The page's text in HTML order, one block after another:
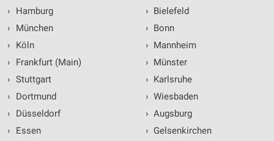
›
Hamburg
›
München
›
Köln
›
Frankfurt (Main)
› Stuttgart
›
Dortmund
›
Düsseldorf
›
Essen
› Bielefeld
› Bonn
› Mannheim
› Münster
› Karlsruhe
› Wiesbaden
› Augsburg
› Gelsenkirchen